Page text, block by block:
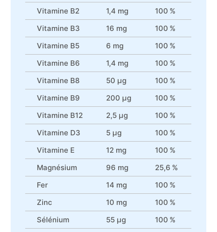
Vitamine B2 1,4 mg
100 %
Vitamine B3
16 mg
100 %
Vitamine B5
6 mg
100 %
Vitamine B6
1,4 mg
100 %
Vitamine B8
50 µg
100 %
Vitamine B9
200 µg
100 %
Vitamine B12
2,5 µg
100 %
Vitamine D3
5 µg
100 %
Vitamine E
12 mg
100 %
Magnésium
96 mg
25,6 %
Fer
14 mg
100 %
Zinc
10 mg
100 %
Sélénium
55 µg
100 %